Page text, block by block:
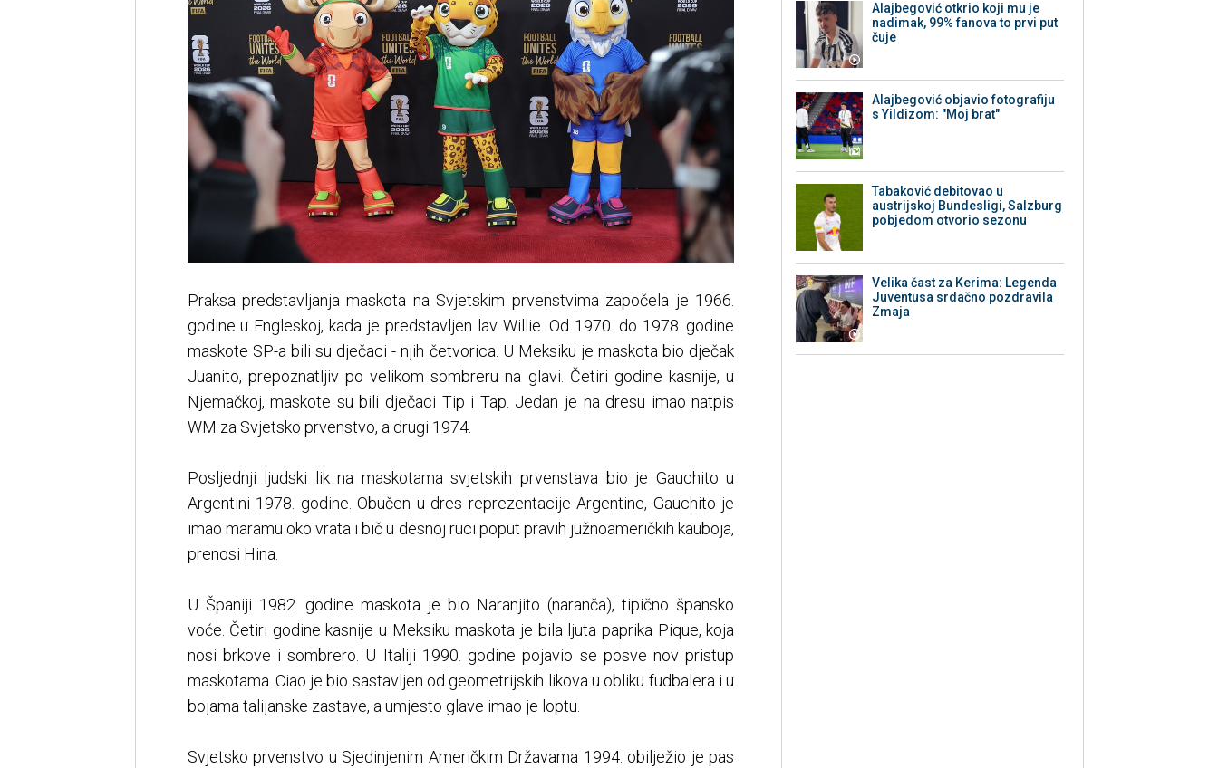
Praksa predstavljanja maskota na Svjetskim prvenstvima započela je 1966.
godine u Engleskoj, kada je predstavljen lav Willie. Od 1970. do 1978. godine
maskote SP-a bili su dječaci - njih četvorica. U Meksiku je maskota bio dječak
Juanito, prepoznatljiv po velikom sombreru na glavi. Četiri godine kasnije, u
Njemačkoj, maskote su bili dječaci Tip i Tap. Jedan je na dresu imao natpis
WM za Svjetsko prvenstvo, a drugi 1974.
Posljednji ljudski lik na maskotama svjetskih prvenstava bio je Gauchito u
Argentini 1978. godine. Obučen u dres reprezentacije Argentine, Gauchito je
imao maramu oko vrata i bič u desnoj ruci poput pravih južnoameričkih kauboja,
prenosi Hina.
U Španiji 1982. godine maskota je bio Naranjito (naranča), tipično špansko
voće. Četiri godine kasnije u Meksiku maskota je bila ljuta paprika Pique, koja
nosi brkove i sombrero. U Italiji 1990. godine pojavio se posve nov pristup
maskotama. Ciao je bio sastavljen od geometrijskih likova u obliku fudbalera i u
bojama talijanske zastave, a umjesto glave imao je loptu.
Svjetsko prvenstvo u Sjedinjenim Američkim Državama 1994. obilježio je pas
Alajbegović otkrio koji mu je
nadimak, 99% fanova to prvi put
čuje
Alajbegović objavio fotografiju
s Yildizom: "Moj brat"
Tabaković debitovao u
austrijskoj Bundesligi, Salzburg
pobjedom otvorio sezonu
Velika čast za Kerima: Legenda
Juventusa srdačno pozdravila
Zmaja